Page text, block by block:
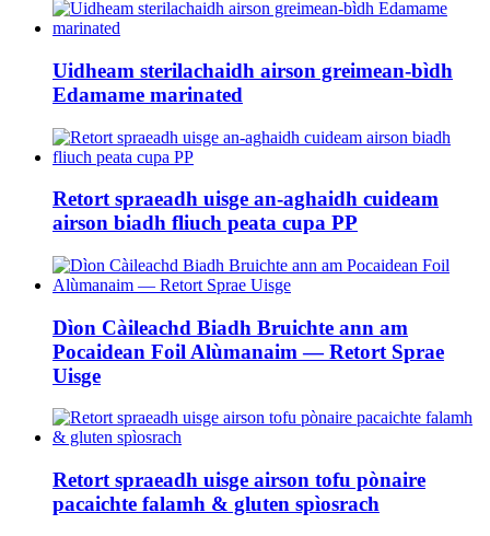
Uidheam sterilachaidh airson greimean-bìdh
Edamame marinated
Retort spraeadh uisge an-aghaidh cuideam
airson biadh fliuch peata cupa PP
Dìon Càileachd Biadh Bruichte ann am
Pocaidean Foil Alùmanaim — Retort Sprae
Uisge
Retort spraeadh uisge airson tofu pònaire
pacaichte falamh & gluten spìosrach